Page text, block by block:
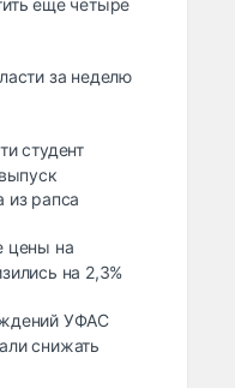
еще четыре
за неделю
студент
из рапса
цены на
на 2,3%
УФАС
снижать